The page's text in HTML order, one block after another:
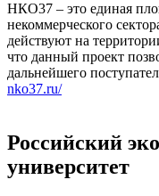
НКО37 – это единая
некоммерческого
действуют на
что данный проект
дальнейшего
nko37.ru/
Российский
университет